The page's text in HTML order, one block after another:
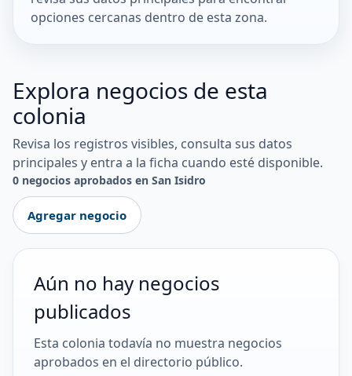
opciones cercanas dentro de esta zona.
Explora negocios de esta
colonia
Revisa los registros visibles, consulta sus datos
principales y entra a la ficha cuando esté disponible.
0 negocios aprobados en San Isidro
Agregar negocio
Aún no hay negocios
publicados
Esta colonia todavía no muestra negocios
aprobados en el directorio público.